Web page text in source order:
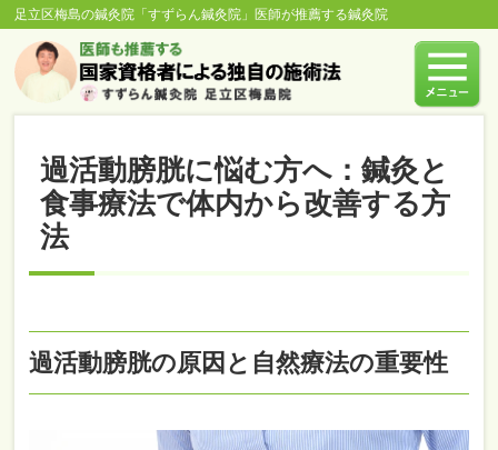
足立区梅島の鍼灸院「すずらん鍼灸院」医師が推薦する鍼灸院
過活動膀胱に悩む方へ：鍼灸と
食事療法で体内から改善する方
法
過活動膀胱の原因と自然療法の重要性